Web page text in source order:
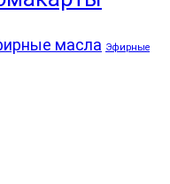
масла Эфирные